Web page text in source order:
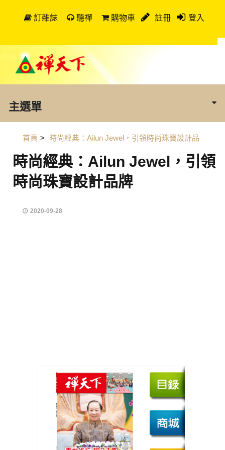
訂雜誌 聽禪 購物車 註冊 登入
主選單
首頁 > 時尚經典：Ailun Jewel，引領時尚珠寶設計品
時尚經典：Ailun Jewel，引領
時尚珠寶設計品牌
2020-09-28